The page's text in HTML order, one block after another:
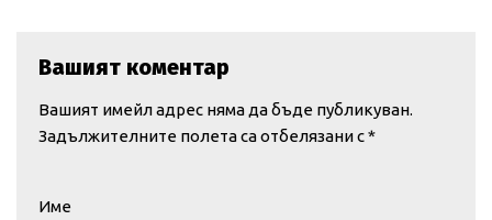
Вашият коментар
Вашият имейл адрес няма да бъде публикуван.
Задължителните полета са отбелязани с*
Име